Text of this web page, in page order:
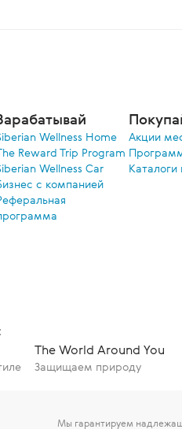
Wellness Home
Reward Trip Program
Wellness Car
с компанией
Акции
The World Around You
Защищаем природу
Мы гарантируем